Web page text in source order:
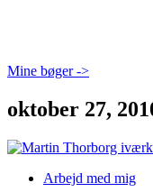
Mine bøger ->
oktober 27,
Arbejd med mig